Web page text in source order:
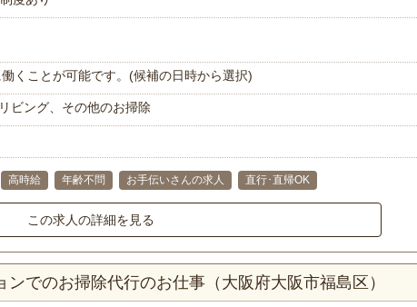
くことが可能です。(候補の日時から選択)
ビング、その他のお掃除
高時給 年齢不問 お手伝いさんの求人 直行･直帰OK
この求人の詳細を見る
でのお掃除代行のお仕事（大阪府大阪市福島区）